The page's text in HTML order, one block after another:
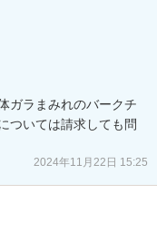
ガラまみれのバークチ
ついては請求しても問
2024年11月22日 15:25